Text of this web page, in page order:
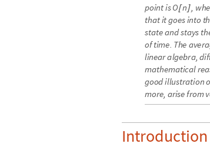
pointisO[n ] , whe
thatitgoesinto th
stateandstays th
of time. The avera
linearalgebra, dif
mathematicalrea
goodillustration
more, arisefromv
Introduction